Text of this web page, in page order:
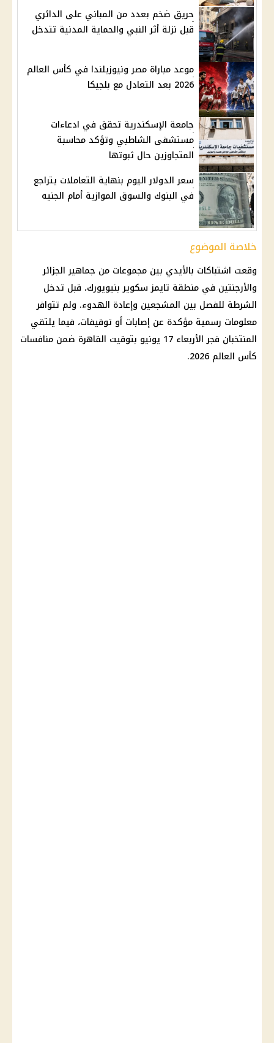
حريق ضخم بعدد من المباني على الدائري
قبل نزلة أثر النبي والحماية المدنية تتدخل
موعد مباراة مصر ونيوزيلندا في كأس العالم
2026 بعد التعادل مع بلجيكا
جامعة الإسكندرية تحقق في ادعاءات
مستشفى الشاطبي وتؤكد محاسبة
المتجاوزين حال ثبوتها
سعر الدولار اليوم بنهاية التعاملات يتراجع
في البنوك والسوق الموازية أمام الجنيه
خلاصة الموضوع
وقعت اشتباكات بالأيدي بين مجموعات من جماهير الجزائر
والأرجنتين في منطقة تايمز سكوير بنيويورك، قبل تدخل
الشرطة للفصل بين المشجعين وإعادة الهدوء. ولم تتوافر
معلومات رسمية مؤكدة عن إصابات أو توقيفات، فيما يلتقي
المنتخبان فجر الأربعاء 17 يونيو بتوقيت القاهرة ضمن منافسات
كأس العالم 2026
.